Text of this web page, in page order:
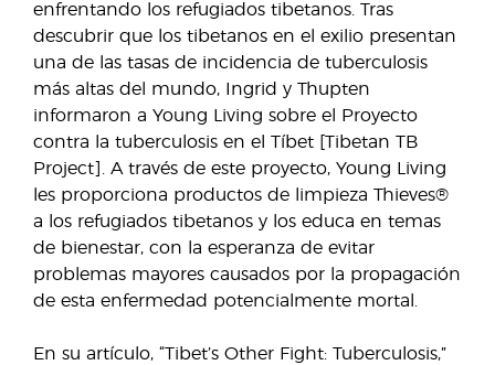
enfrentando los refugiados tibetanos. Tras
descubrir que los tibetanos en el exilio presentan
una de las tasas de incidencia de tuberculosis
más altas del mundo, Ingrid y Thupten
informaron a Young Living sobre el Proyecto
contra la tuberculosis en el Tíbet [Tibetan TB
Project]. A través de este proyecto, Young Living
les proporciona productos de limpieza Thieves®
a los refugiados tibetanos y los educa en temas
de bienestar, con la esperanza de evitar
problemas mayores causados por la propagación
de esta enfermedad potencialmente mortal.
En su artículo, “Tibet’s Other Fight: Tuberculosis,”